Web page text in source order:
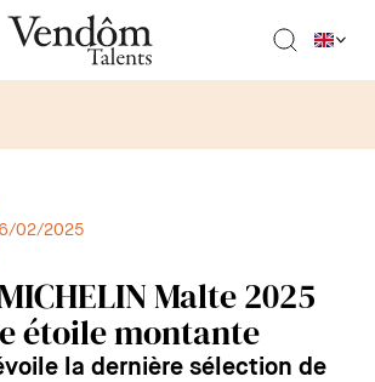
02/2025
Malte 2025
étoile montante
la dernière sélection de